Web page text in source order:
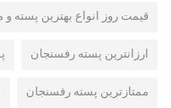
قیمت روز انواع بهترین پسته
ارزانترین پسته رفسنجان
ممتازترین پسته رفسنجان